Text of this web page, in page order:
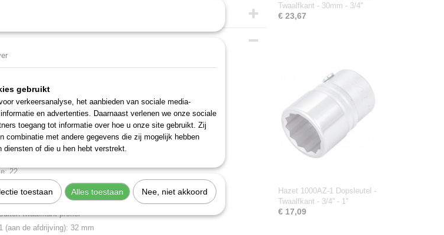
1000Z-22
voor stiftborging
gepolijst
2725-1
22
52 mm
Vierkant hol 20 mm (3/4 inch)
twaalfkant profiel
(aan de afdrijving): 32 mm
Twaalfkant - 30mm - 3/4''
€ 23,67
Hazet 1000AZ-1 Dopsleutel -
Twaalfkant - 3/4'' - 1''
€ 17,09
gebruikt
verkeersanalyse, het aanbieden van sociale media-
en advertenties. Daarnaast verlenen we onze sociale
toegang tot informatie over hoe u onze site gebruikt. Zij
combinatie met andere gegevens die zij mogelijk hebben
diensten of die u hen hebt verstrekt.
toestaan Alles toestaan Nee, niet akkoord